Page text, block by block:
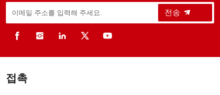
전송
접촉